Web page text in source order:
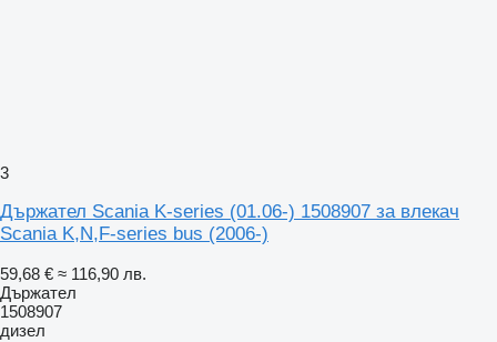
3
Държател Scania K-series (01.06-) 1508907 за влекач
Scania K,N,F-series bus (2006-)
59,68 € ≈ 116,90 лв.
Държател
1508907
дизел